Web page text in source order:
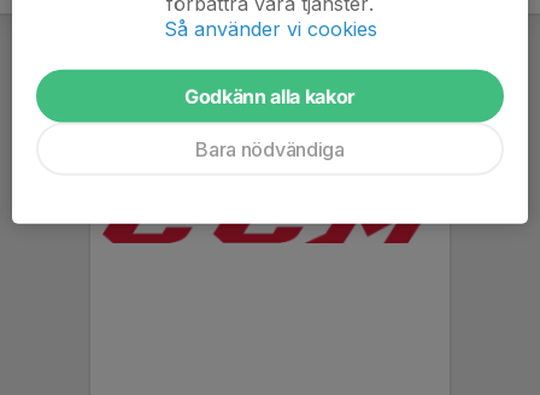
Så använder vi cookies
Godkänn alla kakor
Bara nödvändiga